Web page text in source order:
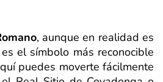
, aunque en realidad es
el símbolo más reconocible
puedes moverte fácilmente